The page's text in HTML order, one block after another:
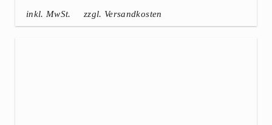
inkl. MwSt. zzgl. Versandkosten